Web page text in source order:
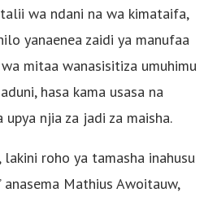
wa ndani na wa kimataifa,
yanaenea zaidi ya manufaa
mitaa wanasisitiza umuhimu
hasa kama usasa na
njia za jadi za maisha.
roho ya tamasha inahusu
Mathius Awoitauw,